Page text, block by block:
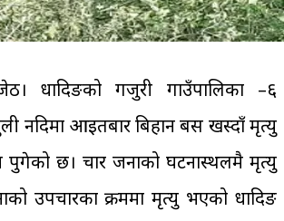
धादिङको गजुरी गाउँपालिका –६
नदिमा आइतबार बिहान बस खस्दाँ मृत्यु
पुगेको छ। चार जनाको घटनास्थलमै मृत्यु
उपचारका क्रममा मृत्यु भएको धादिङ